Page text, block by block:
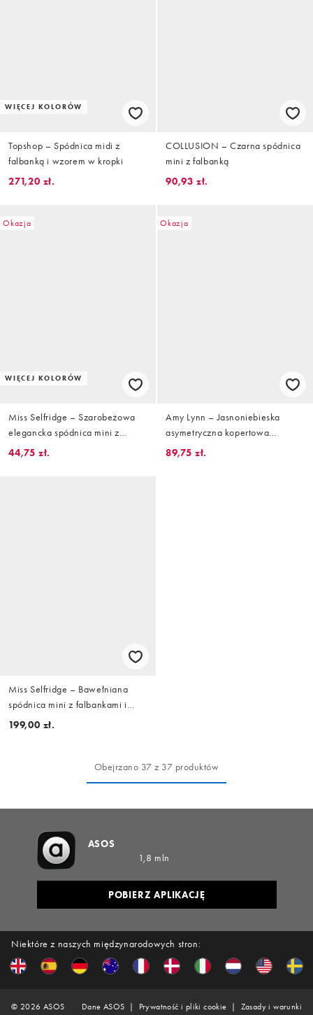
WIĘCEJ KOLORÓW
Topshop – Spódnica midi z
falbanką i wzorem w kropki
271,20 zł.
COLLUSION – Czarna spódnica
mini z falbanką
90,93 zł.
Okazja
WIĘCEJ KOLORÓW
Miss Selfridge – Szarobeżowa
elegancka spódnica mini z
falbanką u dołu
44,75 zł.
Okazja
Amy Lynn – Jasnoniebieska
asymetryczna kopertowa
spódnica mini z falbanką, część
89,75 zł.
Miss Selfridge – Bawełniana
spódnica mini z falbankami i
haftowanym wzorem
199,00 zł.
Obejrzano 37 z 37 produktów
Niektóre z naszych międzynarodowych stron:
ASOS
1,8 mln
POBIERZ APLIKACJĘ
© 2026 ASOS Dane ASOS Prywatność i pliki cookie Zasady i warunki